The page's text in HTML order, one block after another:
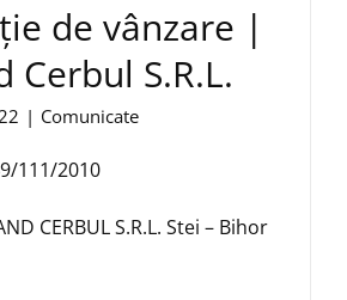
de vânzare |
Cerbul S.R.L.
| Comunicate
111/2010
CERBUL S.R.L. Stei – Bihor